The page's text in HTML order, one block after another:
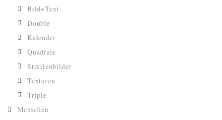
Bild+Text
Double
Kalender
Quadrate
Streifenbilder
Texturen
Triple
Menschen